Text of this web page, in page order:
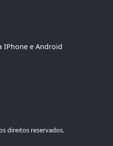
IPhone e Android
direitos reservados.